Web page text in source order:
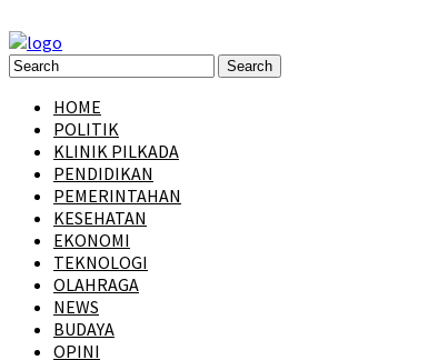
HOME
POLITIK
KLINIK PILKADA
PENDIDIKAN
PEMERINTAHAN
KESEHATAN
EKONOMI
TEKNOLOGI
OLAHRAGA
NEWS
BUDAYA
OPINI